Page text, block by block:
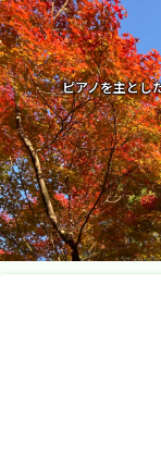
ピアノを主とし